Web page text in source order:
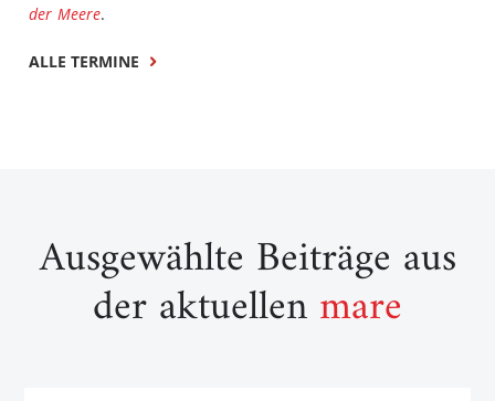
der Meere.
ALLE TERMINE
Ausgewählte Beiträge aus
der aktuellenmare